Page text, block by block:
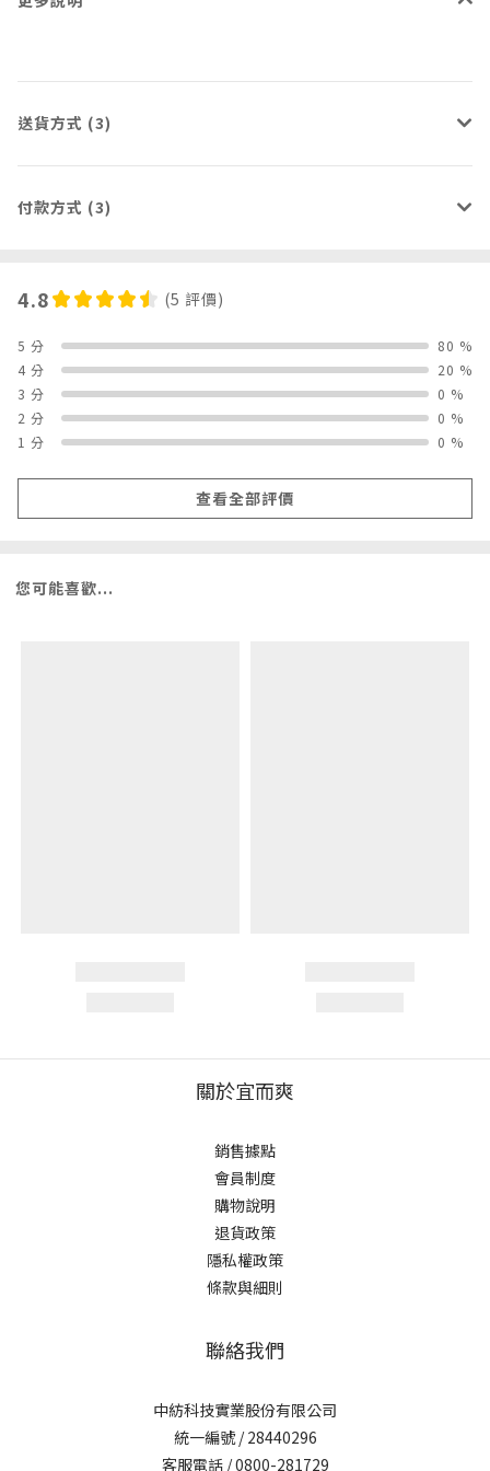
送貨方式 (3)
付款方式 (3)
4.8 (5 評價)
5 分
80 %
4 分
20 %
3 分
0 %
2 分
0 %
1 分
0 %
查看全部評價
您可能喜歡...
關於宜而爽
銷售據點
會員制度
購物說明
退貨政策
隱私權政策
條款與細則
聯絡我們
中紡科技實業股份有限公司
統一編號 / 28440296
客服電話 / 0800-281729